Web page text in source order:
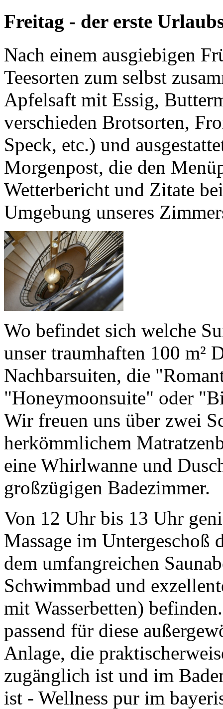
Freitag - der erste
Nach einem ausgiebigen
Teesorten zum selbst
Apfelsaft mit Essig,
verschieden Brotsorten,
Speck, etc.) und
Morgenpost, die den
Wetterbericht und Zitate
Umgebung unseres
Wo befindet sich welche
unser traumhaften 100 m²
Nachbarsuiten, die
"Honeymoonsuite" oder
Wir freuen uns über zwei
herkömmlichem
eine Whirlwanne und
großzügigen Badezimmer.
Von 12 Uhr bis 13 Uhr
Massage im Untergeschoß
dem umfangreichen
Schwimmbad und
mit Wasserbetten)
passend für diese
Anlage, die
zugänglich ist und im
ist - Wellness pur im